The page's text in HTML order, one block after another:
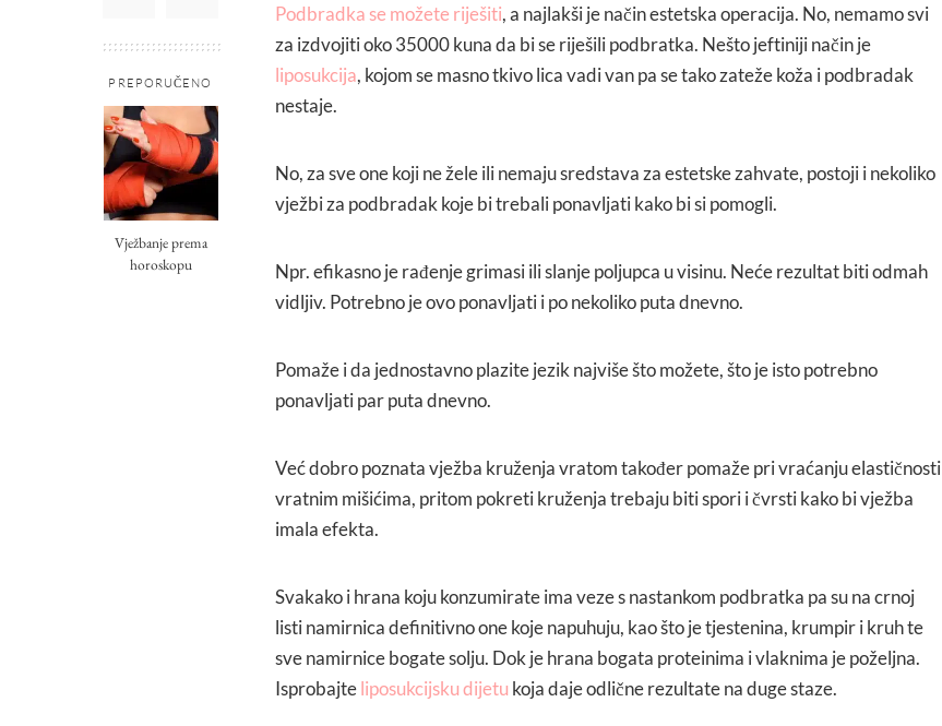
PREPORUČENO
Vježbanje prema
horoskopu
Podbradka se možete riješiti, a najlakši je način estetska operacija. No, nemamo svi
za izdvojiti oko 35000 kuna da bi se riješili podbratka. Nešto jeftiniji način je
liposukcija, kojom se masno tkivo lica vadi van pa se tako zateže koža i podbradak
nestaje.
No, za sve one koji ne žele ili nemaju sredstava za estetske zahvate, postoji i nekoliko
vježbi za podbradak koje bi trebali ponavljati kako bi si pomogli.
Npr. efikasno je rađenje grimasi ili slanje poljupca u visinu. Neće rezultat biti odmah
vidljiv. Potrebno je ovo ponavljati i po nekoliko puta dnevno.
Pomaže i da jednostavno plazite jezik najviše što možete, što je isto potrebno
ponavljati par puta dnevno.
Već dobro poznata vježba kruženja vratom također pomaže pri vraćanju elastičnosti
vratnim mišićima, pritom pokreti kruženja trebaju biti spori i čvrsti kako bi vježba
imala efekta.
Svakako i hrana koju konzumirate ima veze s nastankom podbratka pa su na crnoj
listi namirnica definitivno one koje napuhuju, kao što je tjestenina, krumpir i kruh te
sve namirnice bogate solju. Dok je hrana bogata proteinima i vlaknima je poželjna.
Isprobajteliposukcijsku dijetu koja daje odlične rezultate na duge staze.